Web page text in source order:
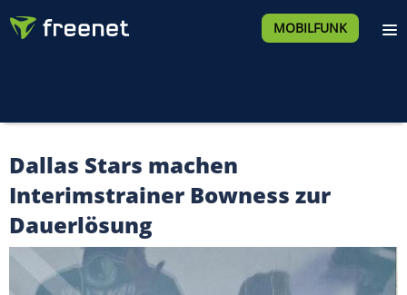
MOBILFUNK
Dallas Stars machen
Interimstrainer Bowness zur
Dauerlösung